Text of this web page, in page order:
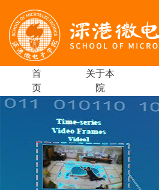
首
页
关于本
院